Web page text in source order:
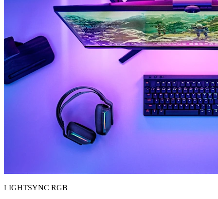
LIGHTSYNC RGB